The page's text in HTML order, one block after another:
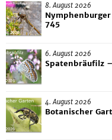
8. August 2026
745
6. August 2026
Spatenbräufilz
4. August 2026
Botanischer